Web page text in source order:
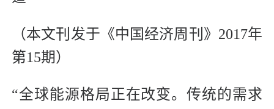
（本文刊发于《中国经济周刊》2017年
第15期）
“全球能源格局正在改变。传统的需求